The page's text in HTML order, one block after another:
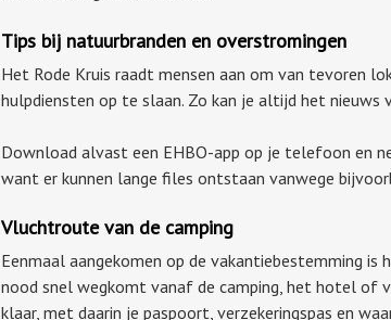
Tips bij natuurbranden en overstromingen
Het Rode Kruis raadt mensen aan om van tevoren
hulpdiensten op te slaan. Zo kan je altijd het nieuws
Download alvast een EHBO-app op je telefoon en
want er kunnen lange files ontstaan vanwege
Vluchtroute van de camping
Eenmaal aangekomen op de vakantiebestemming
nood snel wegkomt vanaf de camping, het hotel of
klaar, met daarin je paspoort, verzekeringspas en